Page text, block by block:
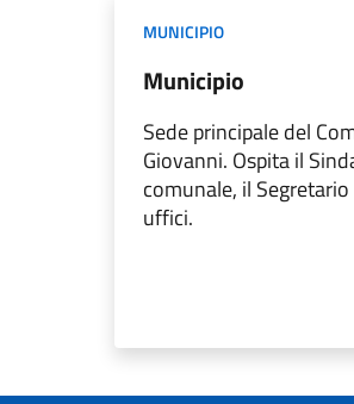
MUNICIPIO
Municipio
Sede principale del
Giovanni. Ospita il
comunale, il
uffici.